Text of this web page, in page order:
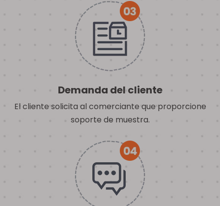
Demanda del cliente
El cliente solicita al comerciante que proporcione
soporte de muestra.